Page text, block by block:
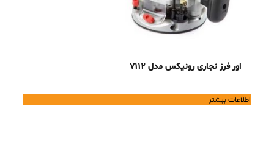
اور فرز نجاری رونیکس مدل 7112
اطلاعات بیشتر